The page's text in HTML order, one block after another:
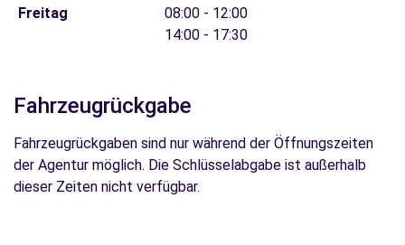
Freitag
08:00 - 12:00
14:00 - 17:30
Fahrzeugrückgabe
Fahrzeugrückgaben sind nur während der Öffnungszeiten
der Agentur möglich. Die Schlüsselabgabe ist außerhalb
dieser Zeiten nicht verfügbar.